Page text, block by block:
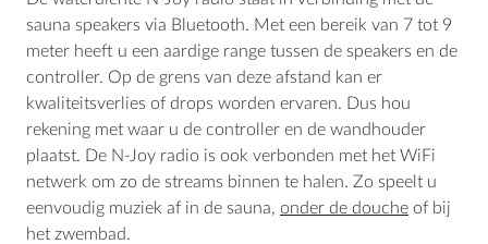
sauna speakers via Bluetooth. Met een bereik van 7 tot 9
meter heeft u een aardige range tussen de speakers en de
controller. Op de grens van deze afstand kan er
kwaliteitsverlies of drops worden ervaren. Dus hou
rekening met waar u de controller en de wandhouder
plaatst. De N-Joy radio is ook verbonden met het WiFi
netwerk om zo de streams binnen te halen. Zo speelt u
eenvoudig muziek af in de sauna, onder de douche of bij
het zwembad.
CONTACT
AquaSound
Habraken 2145
5507TE Veldhoven
Nederland
KVK: 17109745
BTW: NL807514755B01